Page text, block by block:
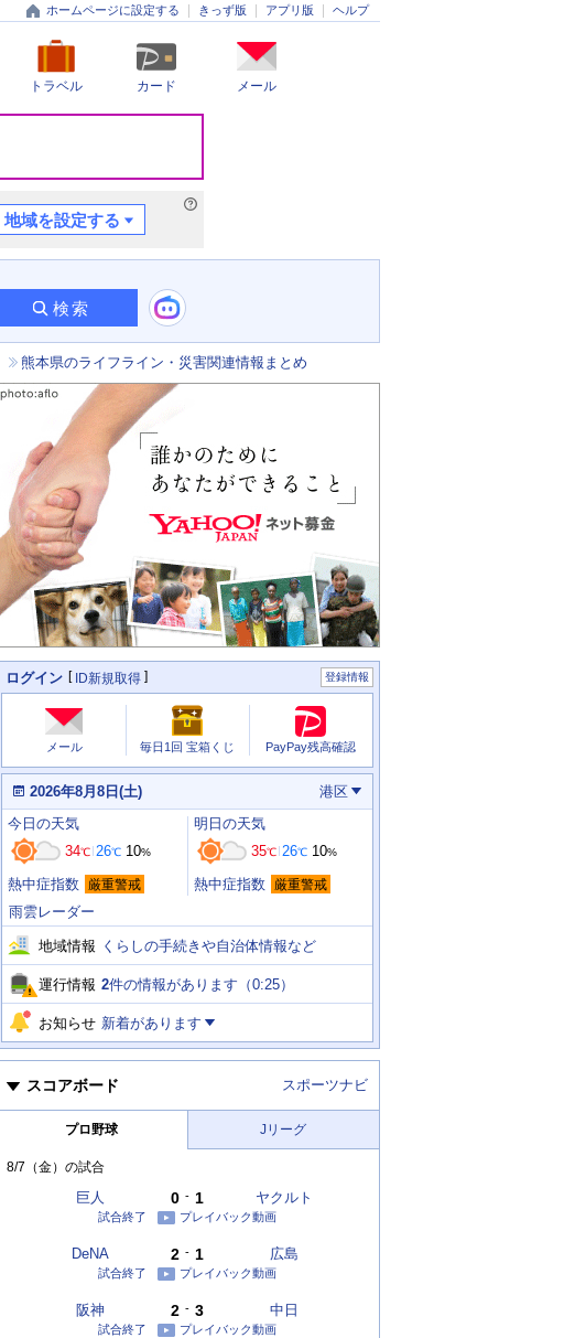
ホームページに設定する きっず版 アプリ版 ヘルプ
トラベル カード メール
地域を設定する
検索
熊本県のライフライン・災害関連情報まとめ
個
人
情
報
ログイン ID新規取得 登録情報
あ
た
の
ス
ス
メール 毎日1回 宝箱くじ PayPay残高確認
本
日
の
天
気
、
運
情
報
2026年8月8日(土) 港区
今
日
明
日
の
天
気
今日 の天気
34℃ 26℃ 10%
熱中症指数 厳重警戒
明日 の天気
35℃ 26℃ 10%
熱中症指数 厳重警戒
雨雲レーダー
地域情報 くらしの手続きや自治体情報など
運行情報 2件の情報があります（0:25）
お知らせ 新着があります
スコアボード スポーツナビ
プロ野球 Jリーグ
8/7（金） の試合
巨人 ヤクルト
試合終了 プレイバック動画
0 - 1
DeNA 広島
試合終了 プレイバック動画
2 - 1
阪神 中日
試合終了 プレイバック動画
2 - 3